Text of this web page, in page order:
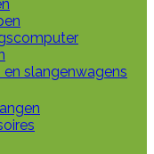
slangenwagens